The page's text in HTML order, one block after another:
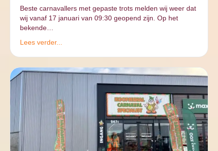
Beste carnavallers met gepaste trots melden wij weer dat
wij vanaf 17 januari van 09:30 geopend zijn. Op het
bekende…
Lees verder...